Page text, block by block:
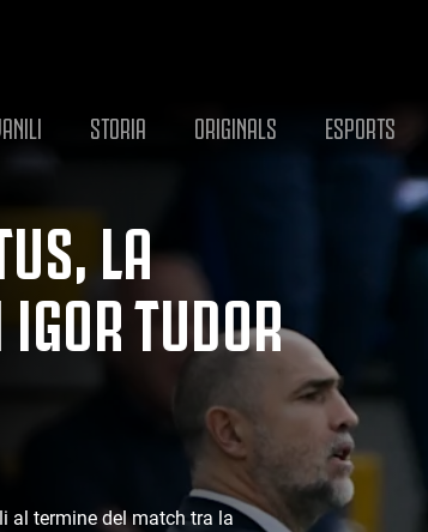
STORIA ORIGINALS ESPORTS
LA
TUDOR
al termine del match tra la